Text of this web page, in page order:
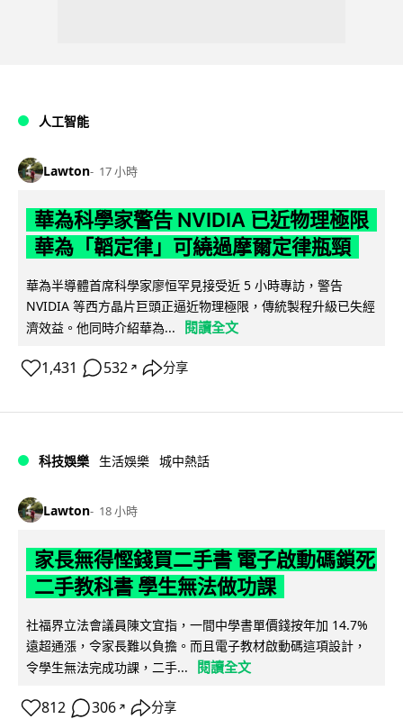
人工智能
Lawton 17 小時
華為科學家警告 NVIDIA 已近物理極限
華為「韜定律」可繞過摩爾定律瓶頸
華為半導體首席科學家廖恒罕見接受近 5 小時專訪，警告
NVIDIA 等西方晶片巨頭正逼近物理極限，傳統製程升級已失經
濟效益。他同時介紹華為...
閱讀全文
1,431 532 ↗ 分享
科技娛樂 生活娛樂 城中熱話
Lawton 18 小時
家長無得慳錢買二手書 電子啟動碼鎖死
二手教科書 學生無法做功課
社福界立法會議員陳文宜指，一間中學書單價錢按年加 14.7%
遠超通漲，令家長難以負擔。而且電子教材啟動碼這項設計，
令學生無法完成功課，二手...
閱讀全文
812 306 ↗ 分享